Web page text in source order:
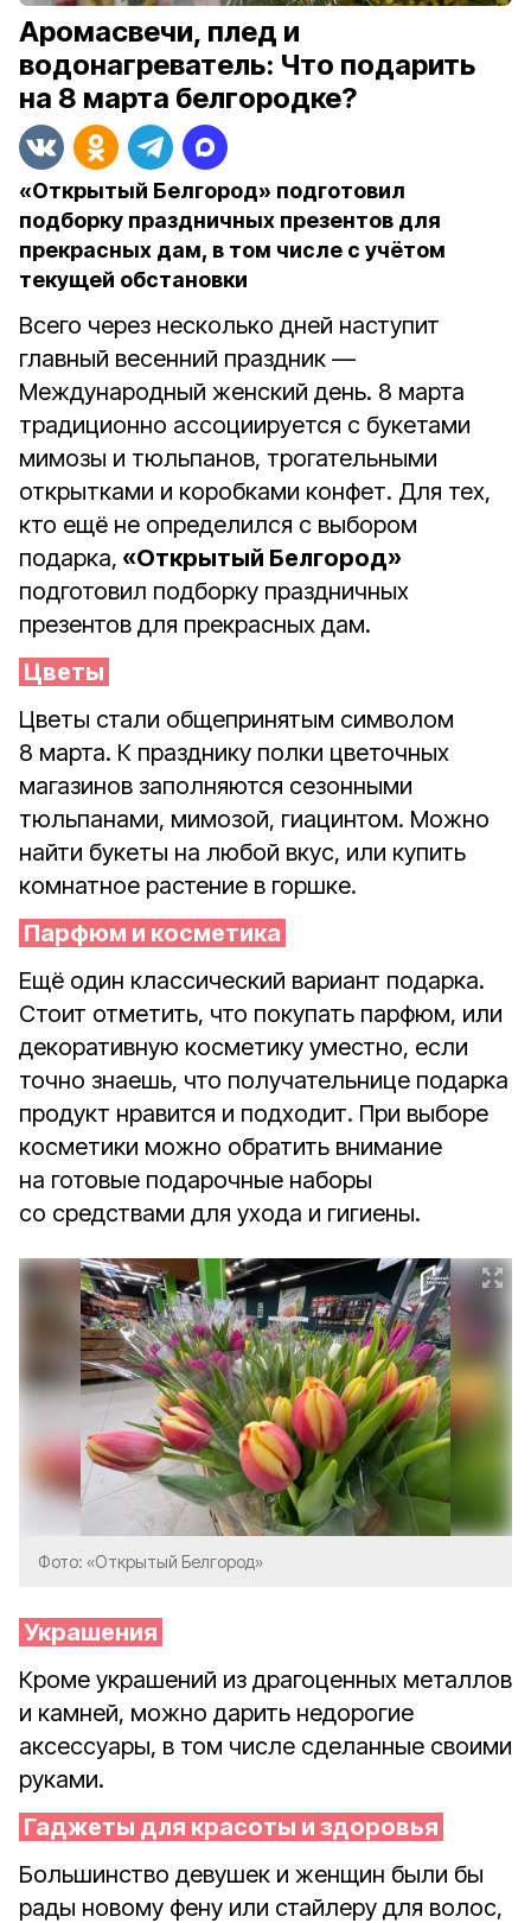
Аромасвечи, плед и
водонагреватель: Что подарить
на 8 марта белгородке?
«Открытый Белгород» подготовил
подборку праздничных презентов для
прекрасных дам, в том числе с учётом
текущей обстановки
Всего через несколько дней наступит
главный весенний праздник —
Международный женский день. 8 марта
традиционно ассоциируется с букетами
мимозы и тюльпанов, трогательными
открытками и коробками конфет. Для тех,
кто ещё не определился с выбором
подарка, «Открытый Белгород»
подготовил подборку праздничных
презентов для прекрасных дам.
Цветы
Цветы стали общепринятым символом
8 марта. К празднику полки цветочных
магазинов заполняются сезонными
тюльпанами, мимозой, гиацинтом. Можно
найти букеты на любой вкус, или купить
комнатное растение в горшке.
Парфюм и косметика
Ещё один классический вариант подарка.
Стоит отметить, что покупать парфюм, или
декоративную косметику уместно, если
точно знаешь, что получательнице подарка
продукт нравится и подходит. При выборе
косметики можно обратить внимание
на готовые подарочные наборы
со средствами для ухода и гигиены.
Фото: «Открытый Белгород»
Украшения
Кроме украшений из драгоценных металлов
и камней, можно дарить недорогие
аксессуары, в том числе сделанные своими
руками.
Гаджеты для красоты и здоровья
Большинство девушек и женщин были бы
рады новому фену или стайлеру для волос,